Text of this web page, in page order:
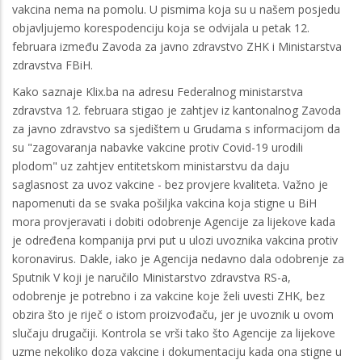
vakcina nema na pomolu. U pismima koja su u našem posjedu
objavljujemo korespodenciju koja se odvijala u petak 12.
februara između Zavoda za javno zdravstvo ZHK i Ministarstva
zdravstva FBiH.
Kako saznaje Klix.ba na adresu Federalnog ministarstva
zdravstva 12. februara stigao je zahtjev iz kantonalnog Zavoda
za javno zdravstvo sa sjedištem u Grudama s informacijom da
su "zagovaranja nabavke vakcine protiv Covid-19 urodili
plodom" uz zahtjev entitetskom ministarstvu da daju
saglasnost za uvoz vakcine - bez provjere kvaliteta. Važno je
napomenuti da se svaka pošiljka vakcina koja stigne u BiH
mora provjeravati i dobiti odobrenje Agencije za lijekove kada
je određena kompanija prvi put u ulozi uvoznika vakcina protiv
koronavirus. Dakle, iako je Agencija nedavno dala odobrenje za
Sputnik V koji je naručilo Ministarstvo zdravstva RS-a,
odobrenje je potrebno i za vakcine koje želi uvesti ZHK, bez
obzira što je riječ o istom proizvođaču, jer je uvoznik u ovom
slučaju drugačiji. Kontrola se vrši tako što Agencije za lijekove
uzme nekoliko doza vakcine i dokumentaciju kada ona stigne u